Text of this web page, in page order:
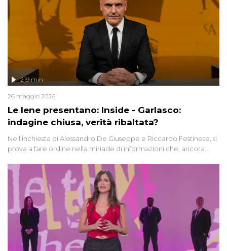
Le Iene presentano: Inside - Garlasco:
indagine chiusa, verità ribaltata?
219 min
26 maggio 2026
Nell'inchiesta di Alessandro De Giuseppe e Riccardo Festinese, si
prova a fare ordine nella miriade di informazioni che, ancora
giudiziarie più discusse degli ultimi anni. Lo speciale ricostruisce la
vicenda mettendo in fila testimonianze, errori, dettagli
controversi e i protagonisti di un'indagine che sembra non avere
fine.